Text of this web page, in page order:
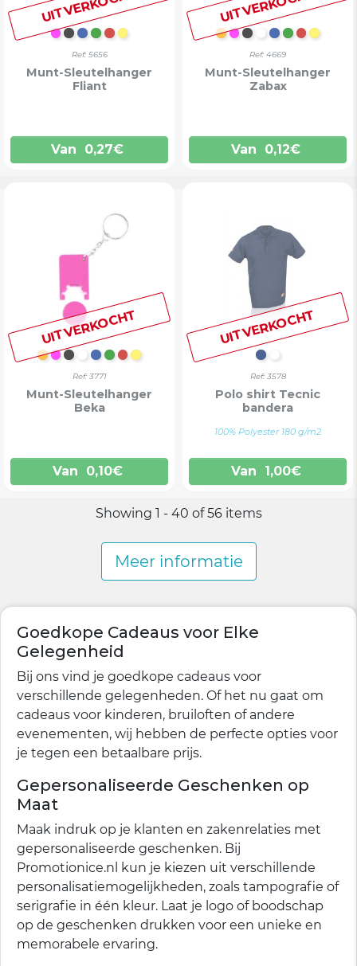
FUCHSIA
ZWART
BLAUW
GROEN
ROOD
GEEL
Ref: 5656
Munt-Sleutelhanger
Fliant
Van 0,27€
ORANJE
FUCHSIA
ZWART
WITBLAUW
GROEN
ROOD
GEEL
Ref: 4669
Munt-Sleutelhanger
Zabax
Van 0,12€
UITVERKOCHT
ORANJE
FUCHSIA
ZWART
WITBLAUW
GROEN
ROOD
GEEL
Ref: 3771
Munt-Sleutelhanger
Beka
Van 0,10€
UITVERKOCHT
WIT
Ref: 3578
Polo shirt Tecnic
bandera
100% Polyester 180 g/m2
Van 1,00€
Showing 1 - 40 of 56 items
Meer informatie
Goedkope Cadeaus voor Elke
Gelegenheid
Bij ons vind je goedkope cadeaus voor
verschillende gelegenheden. Of het nu gaat om
cadeaus voor kinderen, bruiloften of andere
evenementen, wij hebben de perfecte opties voor
je tegen een betaalbare prijs.
Gepersonaliseerde Geschenken op
Maat
Maak indruk op je klanten en zakenrelaties met
gepersonaliseerde geschenken. Bij
Promotionice.nl kun je kiezen uit verschillende
personalisatiemogelijkheden, zoals tampografie of
serigrafie in één kleur. Laat je logo of boodschap
op de geschenken drukken voor een unieke en
memorabele ervaring.